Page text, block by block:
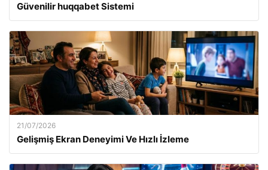
Güvenilir huqqabet Sistemi
21/07/2026
Gelişmiş Ekran Deneyimi Ve Hızlı İzleme